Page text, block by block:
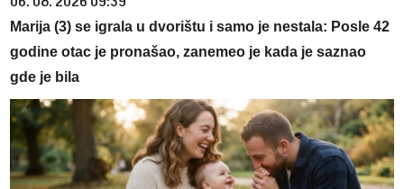
Marija (3) se igrala u dvorištu i samo je nestala: Posle 42
godine otac je pronašao, zanemeo je kada je saznao
gde je bila